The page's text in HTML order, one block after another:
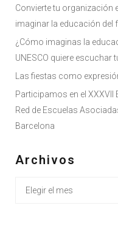
Convierte tu organización
imaginar la educación del
¿Cómo imaginas la
UNESCO quiere escuchar
Las fiestas como
Participamos en el XXXVII
Red de Escuelas
Barcelona
Archivos
Archivos